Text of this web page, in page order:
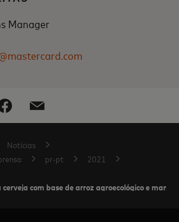
Manager
Notícias
pr-pt
2021
com base de arroz agroecológico e manga